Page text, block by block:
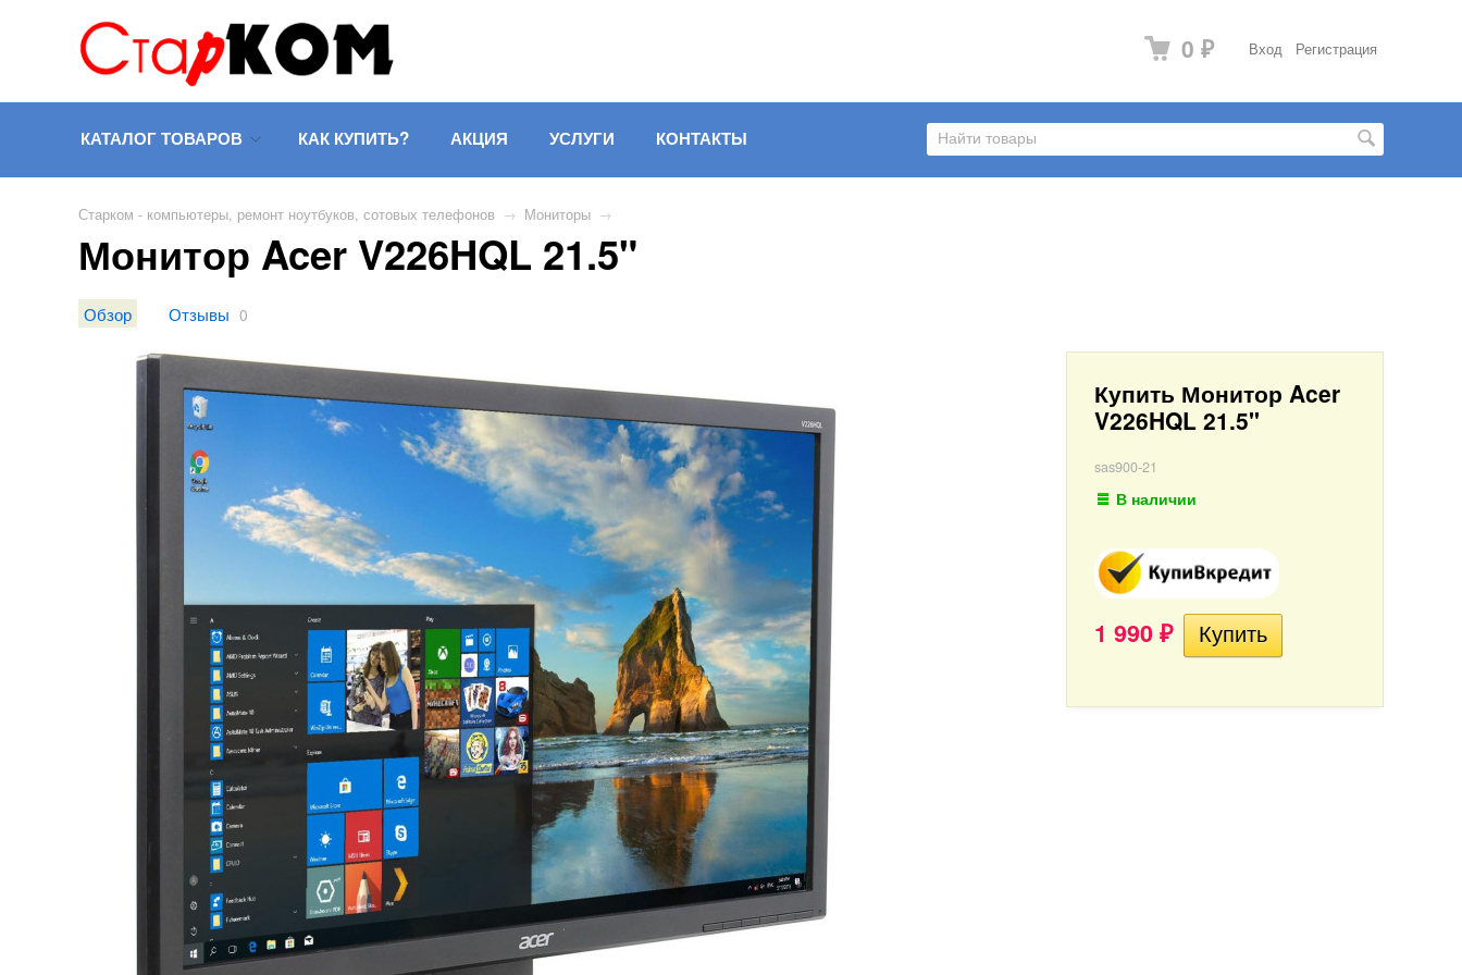
Вход Регистрация
0 ₽
КАТАЛОГ ТОВАРОВ КАК КУПИТЬ? АКЦИЯ УСЛУГИ КОНТАКТЫ
Старком - компьютеры, ремонт ноутбуков, сотовых телефонов → Мониторы →
Монитор Acer V226HQL 21.5"
Обзор Отзывы 0
Купить Монитор Acer
V226HQL 21.5"
sas900-21
В наличии
1 990 ₽